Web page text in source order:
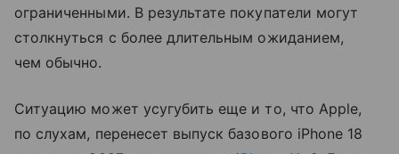
ограниченными. В результате покупатели могут
столкнуться с более длительным ожиданием,
чем обычно.
Ситуацию может усугубить еще и то, что Apple,
по слухам, перенесет выпуск базового iPhone 18